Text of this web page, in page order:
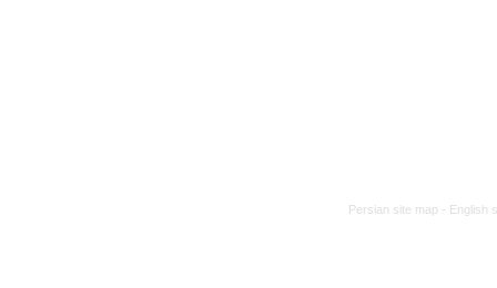
Persian site map - English